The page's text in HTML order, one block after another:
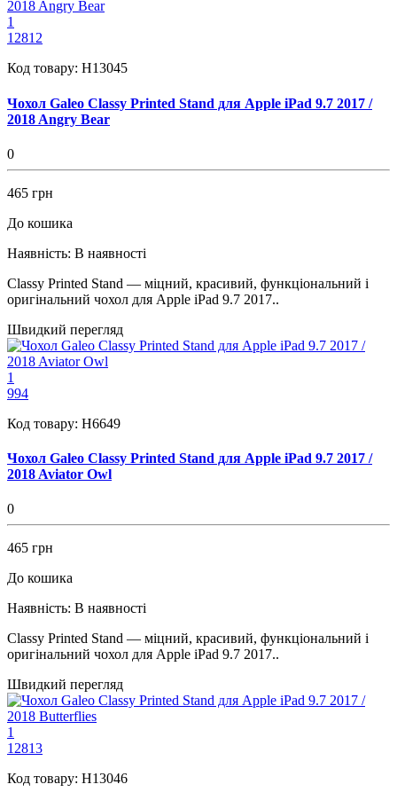
1
12812
Код товару: H13045
Чохол Galeo Classy Printed Stand для Apple iPad 9.7 2017 /
2018 Angry Bear
0
465 грн
До кошика
Наявність: В наявності
Classy Printed Stand — міцний, красивий, функціональний і
оригінальний чохол для Apple iPad 9.7 2017..
Швидкий перегляд
1
994
Код товару: H6649
Чохол Galeo Classy Printed Stand для Apple iPad 9.7 2017 /
2018 Aviator Owl
0
465 грн
До кошика
Наявність: В наявності
Classy Printed Stand — міцний, красивий, функціональний і
оригінальний чохол для Apple iPad 9.7 2017..
Швидкий перегляд
1
12813
Код товару: H13046